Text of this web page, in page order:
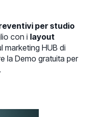
per studio
con i layout
marketing HUB di
la Demo gratuita per